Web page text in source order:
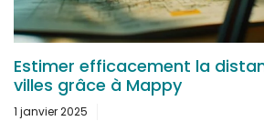
Estimer efficacement la
villes grâce à Mappy
1 janvier 2025